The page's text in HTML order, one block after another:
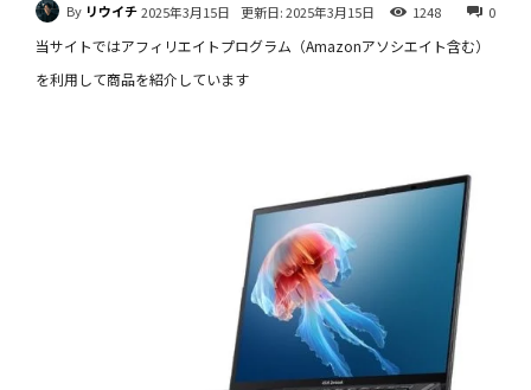
By リウイチ2025年3月15日 更新日:2025年3月15日 0
1248
当サイトではアフィリエイトプログラム（Amazonアソシエイト含む）
を利用して商品を紹介しています